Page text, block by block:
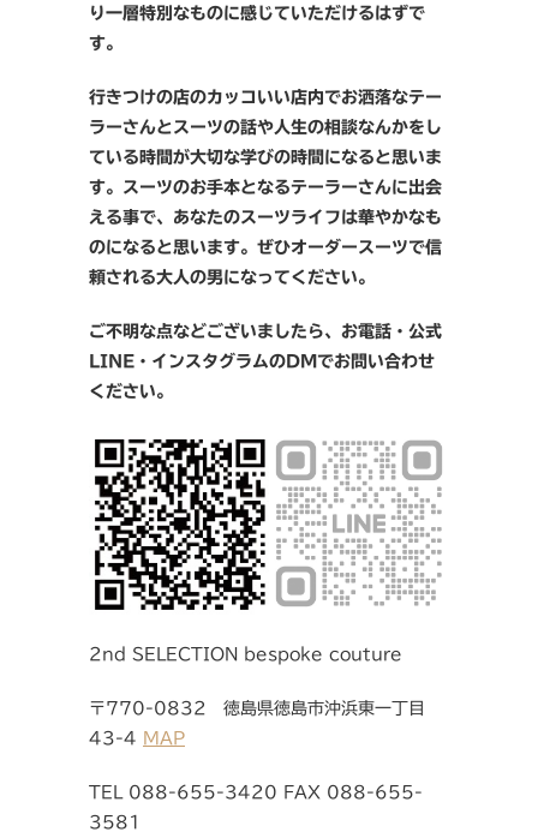
り一層特別なものに感じていただけるはずで
す。
行きつけの店のカッコいい店内でお洒落なテー
ラーさんとスーツの話や人生の相談なんかをし
ている時間が大切な学びの時間になると思いま
す。スーツのお手本となるテーラーさんに出会
える事で、あなたのスーツライフは華やかなも
のになると思います。ぜひオーダースーツで信
頼される大人の男になってください。
ご不明な点などございましたら、お電話・公式
LINE・インスタグラムのDMでお問い合わせ
ください。
2nd SELECTION bespoke couture
〒770-0832 徳島県徳島市沖浜東一丁目
43-4 MAP
TEL 088-655-3420 FAX 088-655-
3581